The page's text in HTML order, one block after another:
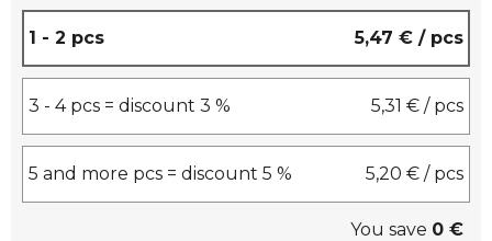
1 - 2 pcs 5,47 € / pcs
3 - 4 pcs = discount 3 % 5,31 € / pcs
5 and more pcs = discount 5 % 5,20 € / pcs
You save 0 €